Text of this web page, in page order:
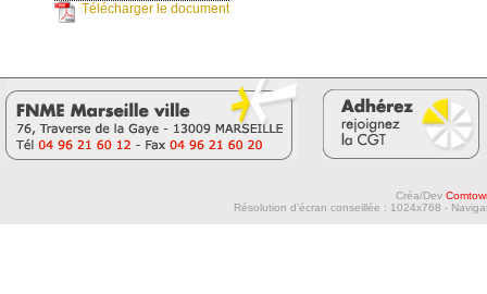
Télécharger le document
Créa/Dev
Résolution d'écran conseillée : 1024x768 -